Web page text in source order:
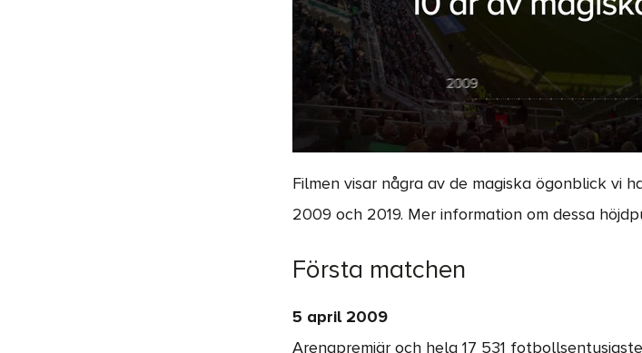
Filmen visar några av de magiska ögonblick vi
2009 och 2019. Mer information om dessa
Första matchen
5 april 2009
Arenapremiär och hela 17 531